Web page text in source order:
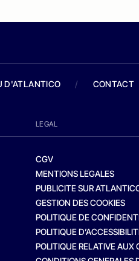
D'ATLANTICO / CONTACT
LEGAL
CGV
MENTIONS LEGALES
PUBLICITE SUR
GESTION DES COOKIES
POLITIQUE DE
POLITIQUE
POLITIQUE RELATIVE AUX